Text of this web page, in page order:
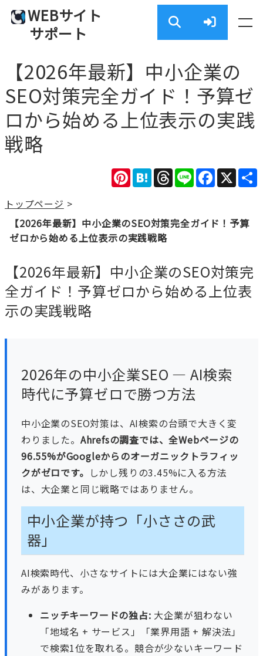
WEBサイト
サポート
【2026年最新】中小企業の
SEO対策完全ガイド！予算ゼ
ロから始める上位表示の実践
戦略
X
Facebook
Line
Threads
Hatena
Pinterest
トップページ >
【2026年最新】中小企業のSEO対策完全ガイド！予算
ゼロから始める上位表示の実践戦略
【2026年最新】中小企業のSEO対策完
全ガイド！予算ゼロから始める上位表
示の実践戦略
2026年の中小企業SEO — AI検索
時代に予算ゼロで勝つ方法
中小企業のSEO対策は、AI検索の台頭で大きく変
わりました。 Ahrefsの調査では、全Webページの
96.55%がGoogleからのオーガニックトラフィッ
クがゼロです。 しかし残りの3.45%に入る方法
は、大企業と同じ戦略ではありません。
中小企業が持つ「小ささの武
器」
AI検索時代、小さなサイトには大企業にはない強
みがあります。
ニッチキーワードの独占: 大企業が狙わない
「地域名 + サービス」「業界用語 + 解決法」
で検索1位を取れる。競合が少ないキーワード